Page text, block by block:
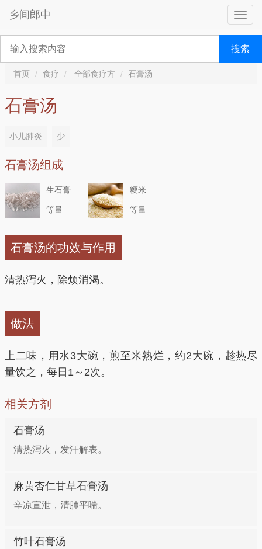
乡间郎中
搜索
首页 食疗 全部食疗方 石膏汤
石膏汤
小儿肺炎 少
石膏汤组成
生石膏
等量
粳米
等量
石膏汤的功效与作用
清热泻火，除烦消渴。
做法
上二味，用水3大碗，煎至米熟烂，约2大碗，趁热尽
量饮之，每日1～2次。
相关方剂
石膏汤
清热泻火，发汗解表。
麻黄杏仁甘草石膏汤
辛凉宣泄，清肺平喘。
竹叶石膏汤